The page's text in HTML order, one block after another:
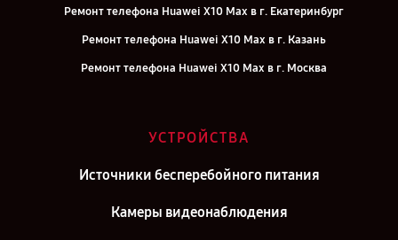
Ремонт телефона Huawei X10 Max в г. Екатеринбург
Ремонт телефона Huawei X10 Max в г. Казань
Ремонт телефона Huawei X10 Max в г. Москва
УСТРОЙСТВА
Источники бесперебойного питания
Камеры видеонаблюдения